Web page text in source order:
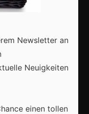
Newsletter an
Neuigkeiten
einen tollen